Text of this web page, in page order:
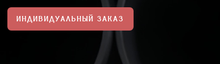
ИНДИВИДУАЛЬНЫЙ ЗАКАЗ